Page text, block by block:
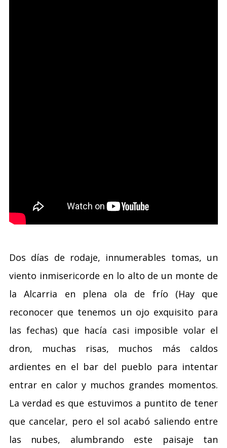
Dos días de rodaje, innumerables tomas, un
viento inmisericorde en lo alto de un monte de
la Alcarria en plena ola de frío (Hay que
reconocer que tenemos un ojo exquisito para
las fechas) que hacía casi imposible volar el
dron, muchas risas, muchos más caldos
ardientes en el bar del pueblo para intentar
entrar en calor y muchos grandes momentos.
La verdad es que estuvimos a puntito de tener
que cancelar, pero el sol acabó saliendo entre
las nubes, alumbrando este paisaje tan